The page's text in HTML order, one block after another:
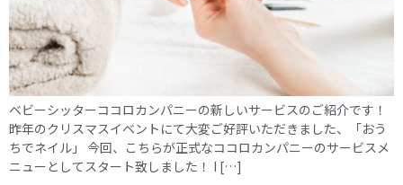
ベビーシッターココロカンパニーの新しいサービスのご紹介です！
昨年のクリスマスイベントにて大変ご好評いただきました、「おう
ちでネイル」 今回、こちらが正式なココロカンパニーのサービスメ
ニューとしてスタート致しました！ I […]